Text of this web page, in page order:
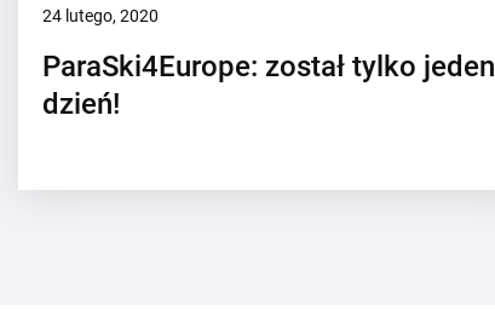
24 lutego, 2020
ParaSki4Europe: został tylko jeden
dzień!